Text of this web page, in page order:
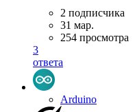
2 подписчика
31 мар.
254 просмотра
3
ответа
Arduino